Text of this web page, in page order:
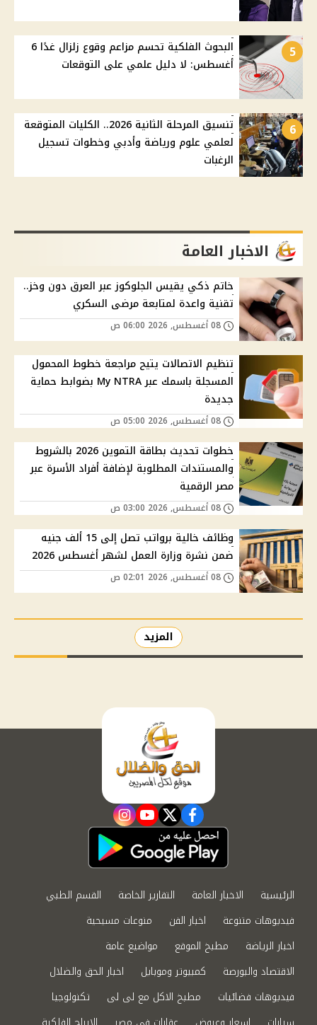
5
البحوث الفلكية تحسم مزاعم وقوع زلزال غدًا 6
أغسطس: لا دليل علمي على التوقعات
6
تنسيق المرحلة الثانية 2026.. الكليات المتوقعة
لعلمي علوم ورياضة وأدبي وخطوات تسجيل
الرغبات
الاخبار العامة
خاتم ذكي يقيس الجلوكوز عبر العرق دون وخز..
تقنية واعدة لمتابعة مرضى السكري
تنظيم الاتصالات يتيح مراجعة خطوط المحمول
المسجلة باسمك عبر My NTRA بضوابط حماية
جديدة
خطوات تحديث بطاقة التموين 2026 بالشروط
والمستندات المطلوبة لإضافة أفراد الأسرة عبر
مصر الرقمية
وظائف خالية برواتب تصل إلى 15 ألف جنيه
ضمن نشرة وزارة العمل لشهر أغسطس 2026
المزيد
facebook
twitter
youtube
instagram
الرئيسية الاخبار العامة التقارير الخاصة
القسم الطبي
فيديوهات متنوعة
اخبار الفن
منوعات مسيحية
اخبار الرياضة
مطبخ الموقع
مواضيع عامة
الاقتصاد والبورصة
كمبيوتر وموبايل
اخبار الحق والضلال
فيديوهات فضائيات
مطبخ الاكل مع لى لى
تكنولوجيا